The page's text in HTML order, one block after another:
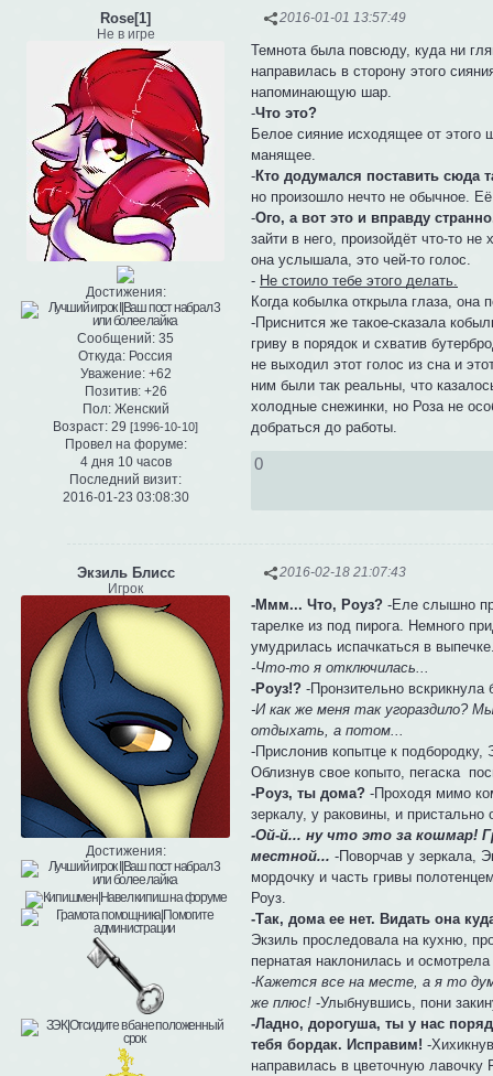
2016-01-01 13:57:49
Rose[1]
Не в игре
Достижения:
Сообщений: 35
Откуда: Россия
Уважение: +62
Позитив: +26
Пол:Женский
Возраст: 29 [1996-10-10]
Провел на форуме:
4 дня 10 часов
Последний визит:
2016-01-23 03:08:30
Темнота была повсюду, куда ни
направилась в сторону этого
напоминающую шар.
-Что это?
Белое сияние исходящее от
манящее.
-Кто додумался поставить сюда
но произошло нечто не обычное.
-Ого, а вот это и вправду
зайти в него, произойдёт что-то
она услышала, это чей-то голос.
- Не стоило тебе этого делать.
Когда кобылка открыла глаза, она
-Приснится же такое-сказала
гриву в порядок и схватив
не выходил этот голос из сна и
ним были так реальны, что
холодные снежинки, но Роза не
добраться до работы.
0
2016-02-18 21:07:43
Экзиль Блисс
Игрок
Достижения:
-Ммм... Что, Роуз? -Еле слышно
тарелке из под пирога. Немного
умудрилась испачкаться в
-Что-то я отключилась...
-Роуз!? -Пронзительно
-И как же меня так угораздило?
отдыхать, а потом...
-Прислонив копытце к подбородку,
Облизнув свое копыто, пегаска
-Роуз, ты дома? -Проходя мимо
зеркалу, у раковины, и пристально
-Ой-й... ну что это за кошмар!
местной...-Поворчав у зеркала,
мордочку и часть гривы
Роуз.
-Так, дома ее нет. Видать она
Экзиль проследовала на кухню,
пернатая наклонилась и
-Кажется все на месте, а я то
же плюс!-Улыбнувшись, пони
-Ладно, дорогуша, ты у нас
тебя бордак. Исправим! -
направилась в цветочную лавочку